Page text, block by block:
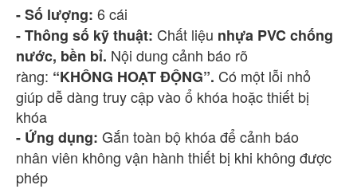
- Số lượng: 6 cái
- Thông số kỹ thuật: Chất liệu nhựa PVC chống
nước, bền bỉ. Nội dung cảnh báo rõ
ràng: “KHÔNG HOẠT ĐỘNG”. Có một lỗi nhỏ
giúp dễ dàng truy cập vào ổ khóa hoặc thiết bị
khóa
- Ứng dụng: Gắn toàn bộ khóa để cảnh báo
nhân viên không vận hành thiết bị khi không được
phép